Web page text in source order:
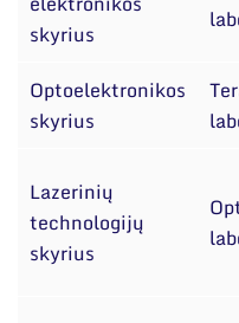
skyrius
Optoelektronikos
skyrius
Lazerinių
technologijų
skyrius